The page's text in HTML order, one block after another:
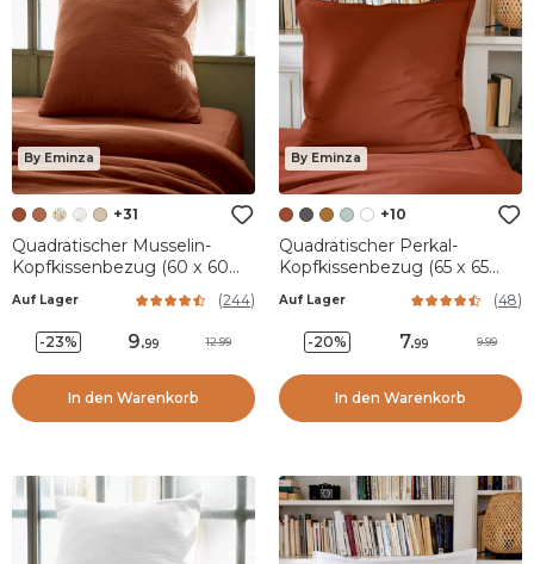
By Eminza
+31
Quadratischer Musselin-
Kopfkissenbezug (60 x 60
Auf Lager (244)
-23% 9.99 12.99
In den Warenkorb
By Eminza
+10
Quadratischer Perkal-
Kopfkissenbezug (65 x 65
Auf Lager (48)
-20% 7.99 9.99
In den Warenkorb